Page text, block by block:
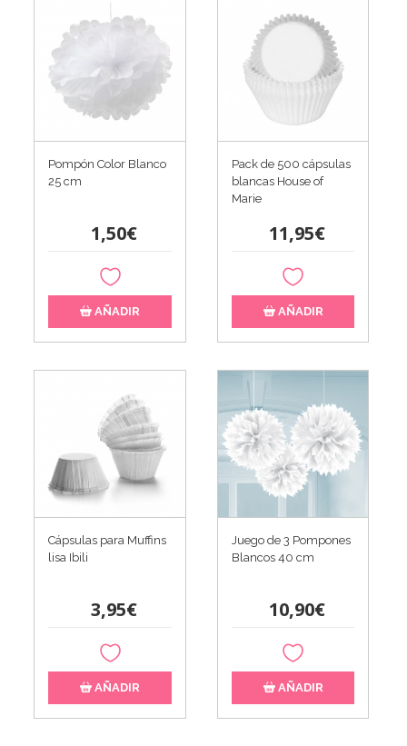
Pompón Color Blanco
25 cm
1,50€
AÑADIR
Pack de 500 cápsulas
blancas House of
Marie
11,95€
AÑADIR
Cápsulas para Muffins
lisa Ibili
3,95€
AÑADIR
Juego de 3 Pompones
Blancos 40 cm
10,90€
AÑADIR